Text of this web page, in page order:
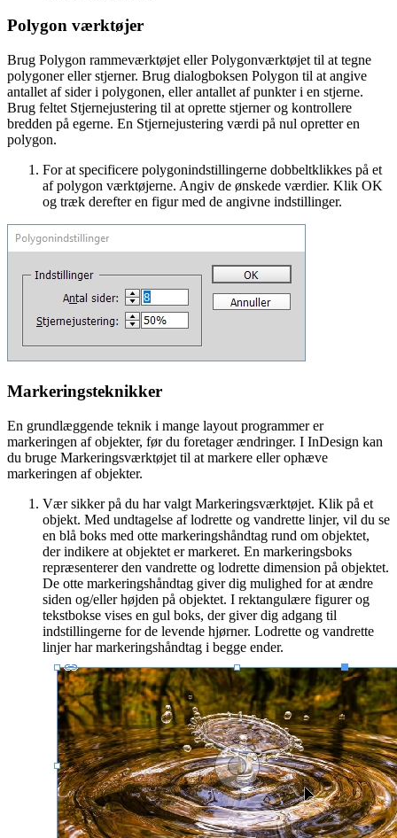
Polygon værktøjer
Brug Polygon rammeværktøjet eller Polygonværktøjet til at tegne
polygoner eller stjerner. Brug dialogboksen Polygon til at angive
antallet af sider i polygonen, eller antallet af punkter i en stjerne.
Brug feltet Stjernejustering til at oprette stjerner og kontrollere
bredden på egerne. En Stjernejustering værdi på nul opretter en
polygon.
For at specificere polygonindstillingerne dobbeltklikkes på et
af polygon værktøjerne. Angiv de ønskede værdier. Klik OK
og træk derefter en figur med de angivne indstillinger.
Markeringsteknikker
En grundlæggende teknik i mange layout programmer er
markeringen af objekter, før du foretager ændringer. I InDesign kan
du bruge Markeringsværktøjet til at markere eller ophæve
markeringen af objekter.
Vær sikker på du har valgt Markeringsværktøjet. Klik på et
objekt. Med undtagelse af lodrette og vandrette linjer, vil du se
en blå boks med otte markeringshåndtag rund om objektet,
der indikere at objektet er markeret. En markeringsboks
repræsenterer den vandrette og lodrette dimension på objektet.
De otte markeringshåndtag giver dig mulighed for at ændre
siden og/eller højden på objektet. I rektangulære figurer og
tekstbokse vises en gul boks, der giver dig adgang til
indstillingerne for de levende hjørner. Lodrette og vandrette
linjer har markeringshåndtag i begge ender.